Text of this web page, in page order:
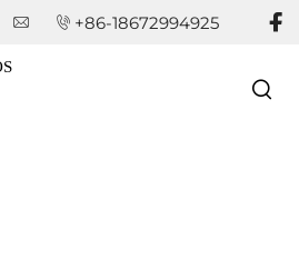
+86-18672994925